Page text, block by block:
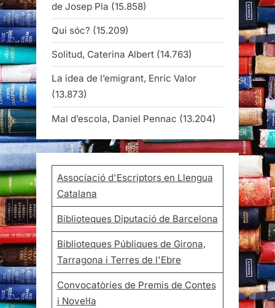
de Josep Pla (15.858)
Qui sóc? (15.209)
Solitud, Caterina Albert (14.763)
La idea de l’emigrant, Enric Valor
(13.873)
Mal d’escola, Daniel Pennac (13.204)
Associació d'Escriptors en Llengua
Catalana
Biblioteques Diputació de Barcelona
Biblioteques Públiques de Girona,
Tarragona i Terres de l'Ebre
Convocatòries de Premis de Contes
i Novel·la